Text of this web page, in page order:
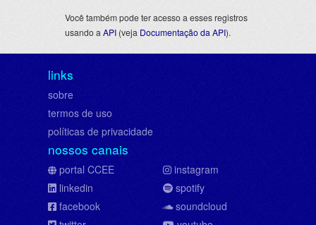
Você também pode ter acesso a esses registros
usando a API (veja Documentação da API).
links
sobre
termos de uso
políticas de privacidade
nossos canais
portal CCEE
linkedin
facebook
instagram
spotify
soundcloud